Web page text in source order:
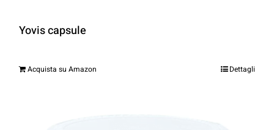
Yovis capsule
Acquista su Amazon Dettagli